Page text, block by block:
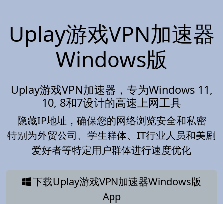
Uplay游戏VPN加速器
Windows版
Uplay游戏VPN加速器，专为Windows 11,
10, 8和7设计的高速上网工具
隐藏IP地址，确保您的网络浏览安全和私密
特别为外贸公司、学生群体、IT行业人员和美剧
爱好者等特定用户群体进行速度优化
下载Uplay游戏VPN加速器Windows版
App